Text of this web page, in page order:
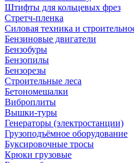
Штифты для кольцевых фрез
Стретч-пленка
Силовая техника и
Бензиновые двигатели
Бензобуры
Бензопилы
Бензорезы
Строительные леса
Бетономешалки
Виброплиты
Вышки-туры
Генераторы (электростанции)
Грузоподъёмное оборудование
Буксировочные тросы
Крюки грузовые